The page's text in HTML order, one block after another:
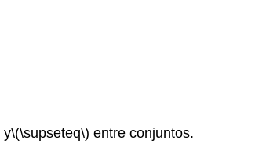
y\(\supseteq\) entre conjuntos.